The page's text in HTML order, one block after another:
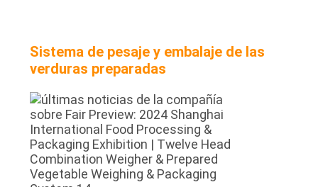
Sistema de pesaje y embalaje de las
verduras preparadas